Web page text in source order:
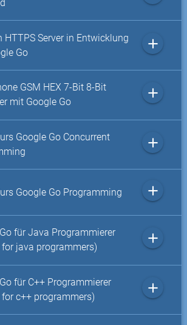
HTTPS Server in Entwicklung
Go
add
GSM HEX 7-Bit 8-Bit
mit Google Go
add
Google Go Concurrent
add
Google Go Programming add
für Java Programmierer
java programmers)
add
für C++ Programmierer
c++ programmers)
add